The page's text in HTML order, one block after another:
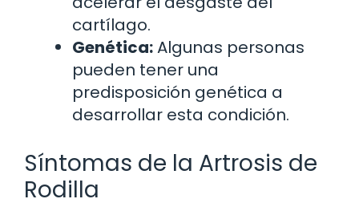
cartílago.
Genética:Algunas personas
pueden tener una
predisposición genética a
desarrollar esta condición.
Síntomas de la Artrosis de
Rodilla